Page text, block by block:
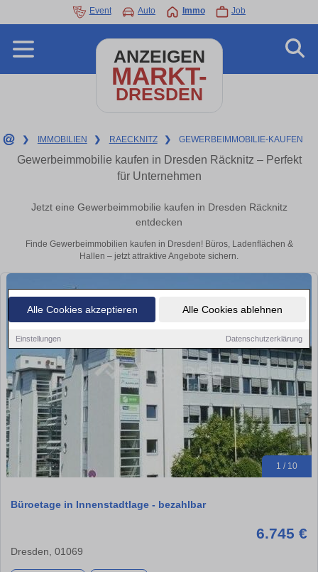
Alle Cookies akzeptieren Alle Cookies ablehnen
Einstellungen Datenschutzerklärung
Event Auto Immo Job
ANZEIGEN
MARKT-
DRESDEN
❯ IMMOBILIEN ❯ RAECKNITZ ❯ GEWERBEIMMOBILIE-KAUFEN
Gewerbeimmobilie kaufen in Dresden Räcknitz – Perfekt
für Unternehmen
Jetzt eine Gewerbeimmobilie kaufen in Dresden Räcknitz
entdecken
Finde Gewerbeimmobilien kaufen in Dresden! Büros, Ladenflächen &
Hallen – jetzt attraktive Angebote sichern.
1 / 10
Büroetage in Innenstadtlage - bezahlbar
6.745 €
Dresden, 01069